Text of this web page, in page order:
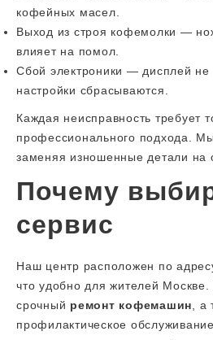
кофейных масел.
Выход из строя кофемолки —
влияет на помол.
Сбой электроники — дисплей не
настройки сбрасываются.
Каждая неисправность требует
профессионального подхода.
заменяя изношенные детали на
Почему
сервис
Наш центр расположен по
что удобно для жителей
срочный ремонт кофемашин , а
профилактическое